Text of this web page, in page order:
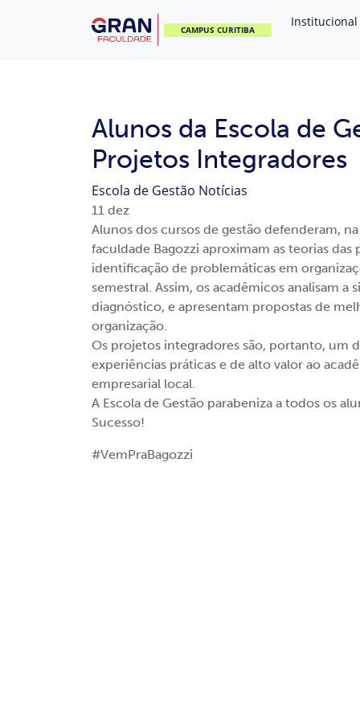
CAMPUS CURITIBA
Institucional
Alunos da Escola de
Projetos Integradores
Escola de Gestão Notícias
11 dez
Alunos dos cursos de gestão defenderam,
faculdade Bagozzi aproximam as teorias
identificação de problemáticas em
semestral. Assim, os acadêmicos analisam
diagnóstico, e apresentam propostas de
organização.
Os projetos integradores são, portanto, um
experiências práticas e de alto valor ao
empresarial local.
A Escola de Gestão parabeniza a todos os
Sucesso!
#VemPraBagozzi